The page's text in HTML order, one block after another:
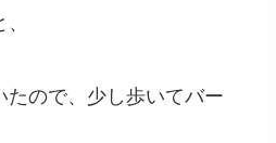
たので、少し歩いてバー